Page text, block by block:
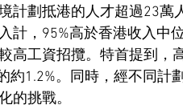
計劃抵港的人才超過23
計，95%高於香港收入中
高工資招攬。特首提到，
約1.2%。同時，經不同
的挑戰。